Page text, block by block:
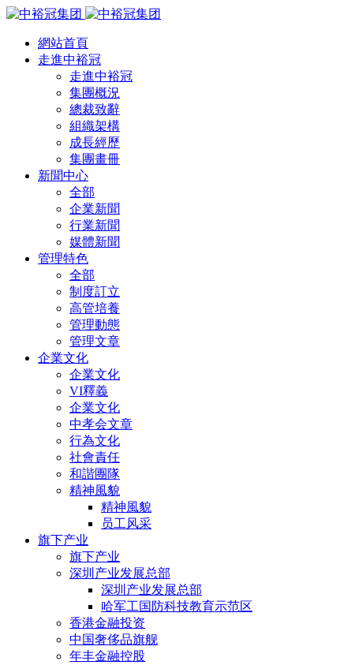
網站首頁
走進中裕冠
走進中裕冠
集團概況
總裁致辭
組織架構
成長經歷
集團畫冊
新聞中心
全部
企業新聞
行業新聞
媒體新聞
管理特色
全部
制度訂立
高管培養
管理動態
管理文章
企業文化
企業文化
VI釋義
企業文化
中孝会文章
行為文化
社會責任
和諧團隊
精神風貌
精神風貌
员工风采
旗下产业
旗下产业
深圳产业发展总部
深圳产业发展总部
哈军工国防科技教育示范区
香港金融投资
中国奢侈品旗舰
年丰金融控股